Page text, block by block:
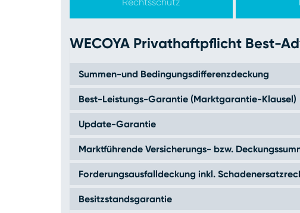
WECOYA Privathaftpflicht Best-
Summen-und Bedingungsdifferenzdeckung
Best-Leistungs-Garantie (Marktgarantie-Klausel)
Update-Garantie
Marktführende Versicherungs- bzw.
Forderungsausfalldeckung inkl.
Besitzstandsgarantie